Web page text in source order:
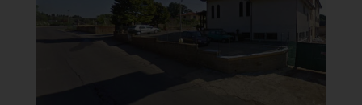
Esterno destro e dietro
Clicca per ingrandire